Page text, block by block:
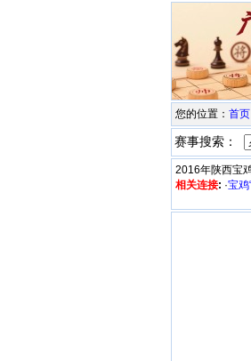
您的位置： 首页
赛事搜索：
2016年陕西宝
相关连接: ·宝鸡